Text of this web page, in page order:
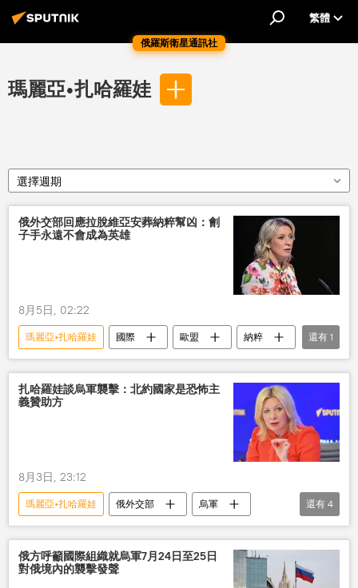
俄羅斯衛星通訊社
繁體
瑪麗亞•扎哈羅娃
選擇週期
俄外交部回應拉脫維亞安葬納粹幫凶：劊
子手永遠不會成為英雄
8月5日, 02:22
瑪麗亞•扎哈羅娃 國際 歐盟
納粹
拉脫維亞
還有 1
扎哈羅娃談烏軍襲擊：北約國家是恐怖主
義贊助方
8月3日, 23:12
瑪麗亞•扎哈羅娃 俄外交部
烏軍
襲擊
北約 國家 恐怖主義
還有 4
俄方呼籲國際組織就烏軍7月24日至25日
對俄境內的襲擊發聲